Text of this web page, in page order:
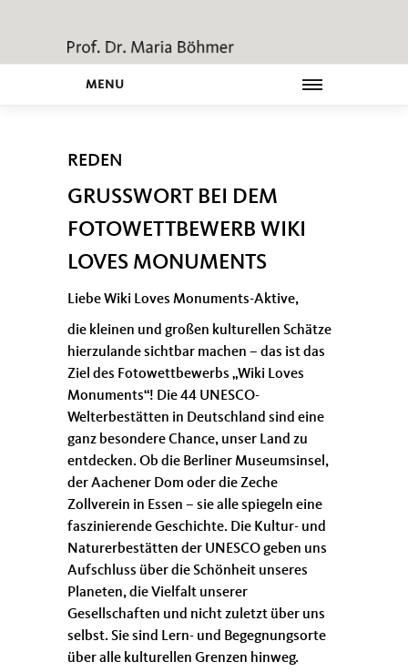
MENU
REDEN
GRUSSWORT BEI DEM F
OTOWETTBEWERB WIKI L
OVES MONUMENTS
Liebe Wiki Loves Monuments-Aktive,
die kleinen und großen kulturellen Schätze
hierzulande sichtbar machen – das ist das
Ziel des Fotowettbewerbs „Wiki Loves
Monuments“! Die 44 UNESCO-
Welterbestätten in Deutschland sind eine
ganz besondere Chance, unser Land zu
entdecken. Ob die Berliner Museumsinsel,
der Aachener Dom oder die Zeche
Zollverein in Essen – sie alle spiegeln eine
faszinierende Geschichte. Die Kultur- und
Naturerbestätten der UNESCO geben uns
Aufschluss über die Schönheit unseres
Planeten, die Vielfalt unserer
Gesellschaften und nicht zuletzt über uns
selbst. Sie sind Lern- und Begegnungsorte
über alle kulturellen Grenzen hinweg.